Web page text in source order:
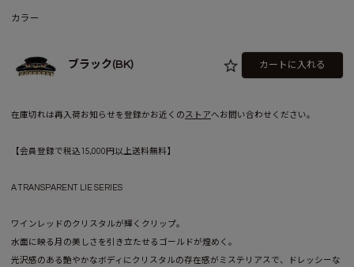
カラー
ブラック(BK) カートに入れる
在庫切れは再入荷お知らせを登録かお近くの ストアへお問い合わせください。
【会員登録で税込15,000円以上送料無料】
A TRANSPARENT LIE SERIES
ワインレッドのクリスタルが輝くクリップ。
水面に映る月の美しさを引き立たせるゴールドが煌めく。
光沢感のある艶やかなボディにクリスタルの存在感がミステリアスで、ドレッシーな